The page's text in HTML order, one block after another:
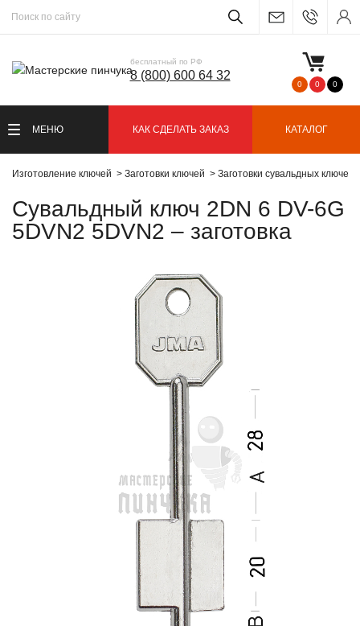
бесплатный по РФ
8 (800) 600 64 32
0 0 0
МЕНЮ КАК СДЕЛАТЬ ЗАКАЗ КАТАЛОГ
Изготовление ключей Заготовки ключей Заготовки сувальдных ключей
Сувальдный ключ 2DN 6 DV-6G
5DVN2 5DVN2 – заготовка